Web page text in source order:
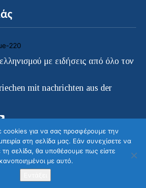
με ειδήσεις από όλο τον
mit nachrichten aus der
GNOMI • Die Zeitung der
in Europa | All Rights Reserved |
cookies για να σας προσφέρουμε την
στη σελίδα μας. Εάν συνεχίσετε να
τη σελίδα, θα υποθέσουμε πως είστε
με αυτό.